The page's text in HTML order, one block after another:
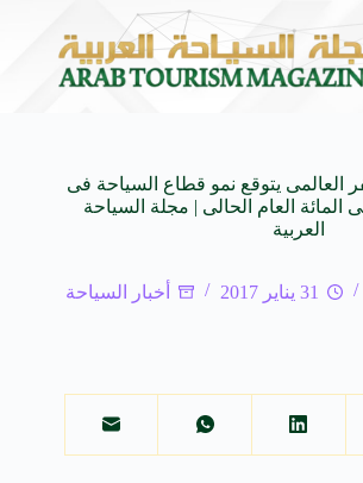
بغداد حاضرة التاريخ والثقافة تستعد للدورة(27) لمعرض الكتاب الدولي بمشاركة
العالمى يتوقع نمو قطاع السياحة فى
بنسبة 10 فى المائة العام الحالى | مجلة السياحة
العربية
31 يناير 2017 أخبار السياحة